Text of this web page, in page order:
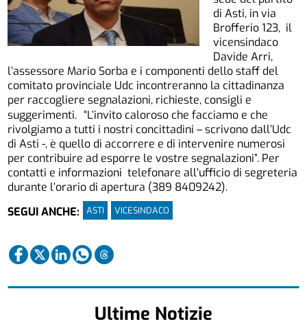
di Asti, in via
Brofferio 123, il
vicensindaco
Davide Arri,
l’assessore Mario Sorba e i componenti dello staff del
comitato provinciale Udc incontreranno la cittadinanza
per raccogliere segnalazioni, richieste, consigli e
suggerimenti. “L’invito caloroso che facciamo e che
rivolgiamo a tutti i nostri concittadini – scrivono dall’Udc
di Asti -, è quello di accorrere e di intervenire numerosi
per contribuire ad esporre le vostre segnalazioni”. Per
contatti e informazioni telefonare all’ufficio di segreteria
durante l’orario di apertura (389 8409242).
SEGUI ANCHE:
ASTI VICESINDACO
Ultime Notizie